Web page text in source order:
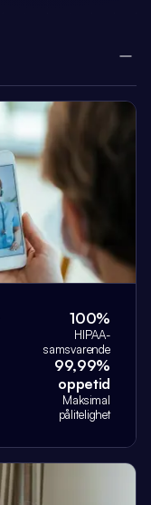
100%
HIPAA-
samsvarende
99,99%
oppetid
Maksimal
pålitelighet